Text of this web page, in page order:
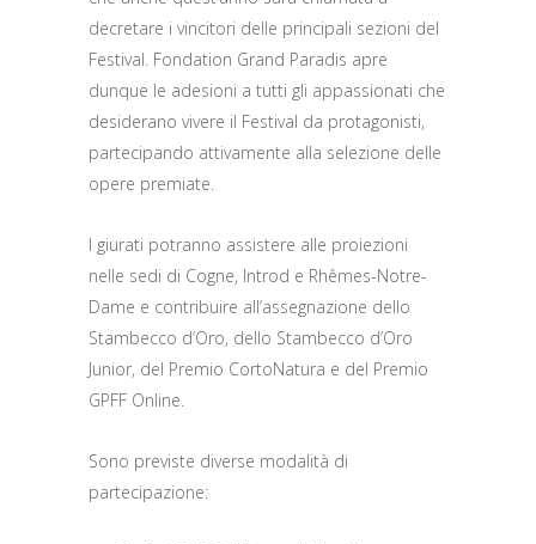
decretare i vincitori delle principali sezioni del
Festival. Fondation Grand Paradis apre
dunque le adesioni a tutti gli appassionati che
desiderano vivere il Festival da protagonisti,
partecipando attivamente alla selezione delle
opere premiate.
I giurati potranno assistere alle proiezioni
nelle sedi di Cogne, Introd e Rhêmes-Notre-
Dame e contribuire all’assegnazione dello
Stambecco d’Oro, dello Stambecco d’Oro
Junior, del Premio CortoNatura e del Premio
GPFF Online.
Sono previste diverse modalità di
partecipazione: